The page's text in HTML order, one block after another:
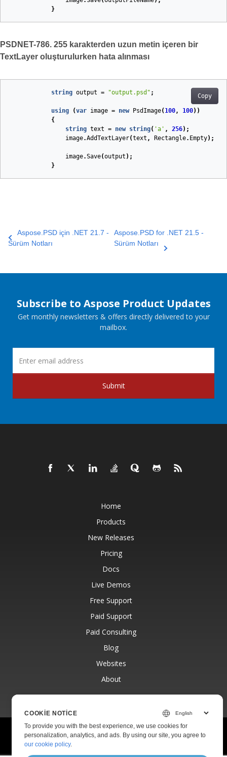
}
PSDNET-786. 255 karakterden uzun metin içeren bir
TextLayer oluşturulurken hata alınması
Copy
string output = "output.psd" ;
using (var image = new PsdImage( 100, 100))
{
string text = new string( 'a' , 256);
image.AddTextLayer(text , Rectangle. Empty);
image.Save(output );
}
Aspose.PSD için .NET 21.7 -
Sürüm Notları
Aspose.PSD for .NET 21.5 -
Sürüm Notları
Subscribe to Aspose Product Updates
Get monthly newsletters & offers directly delivered to your
mailbox.
Submit
Home
Products
New Releases
Pricing
Docs
Live Demos
Free Support
Paid Support
Paid Consulting
Blog
Websites
About
© Aspose Pty Ltd 2001-2026.All Rights Reserved.
COOKIE NOTICE
To provide you with the best experience, we use cookies for
personalization, analytics, and ads. By using our site, you agree to
our cookie policy.